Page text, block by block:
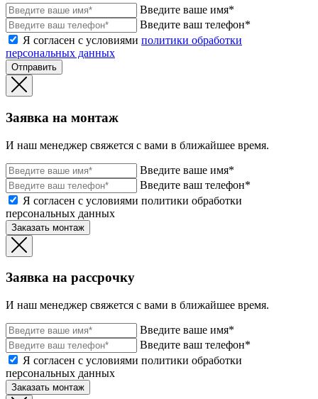
Введите ваше имя*
Введите ваш телефон*
Я согласен с условиями политики обработки
персональных данных
Отправить
Заявка на монтаж
И наш менеджер свяжется с вами в ближайшее время.
Введите ваше имя*
Введите ваш телефон*
Я согласен с условиями политики обработки
персональных данных
Заказать монтаж
Заявка на рассрочку
И наш менеджер свяжется с вами в ближайшее время.
Введите ваше имя*
Введите ваш телефон*
Я согласен с условиями политики обработки
персональных данных
Заказать монтаж